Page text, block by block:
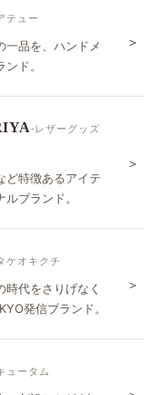
テュー
一品を、ハンドメ
ド。
＞
-レザーグッズ
ど特徴あるアイテ
ブランド。
＞
ケオキクチ
代をさりげなく
発信ブランド。
＞
ュータム